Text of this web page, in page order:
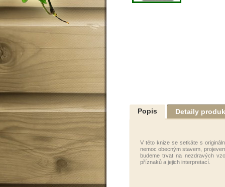
Popis Detaily
V této knize se setkáte s
nemoc obecným stavem,
budeme trvat na nezdravých
příznaků a jejich interpretací.